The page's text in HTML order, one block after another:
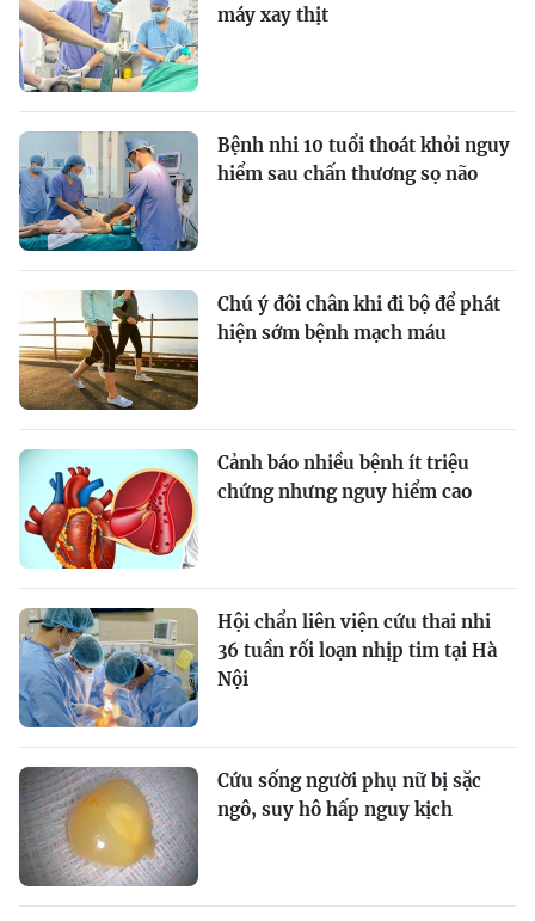
máy xay thịt
Bệnh nhi 10 tuổi thoát khỏi nguy
hiểm sau chấn thương sọ não
Chú ý đôi chân khi đi bộ để phát
hiện sớm bệnh mạch máu
Cảnh báo nhiều bệnh ít triệu
chứng nhưng nguy hiểm cao
Hội chẩn liên viện cứu thai nhi
36 tuần rối loạn nhịp tim tại Hà
Nội
Cứu sống người phụ nữ bị sặc
ngô, suy hô hấp nguy kịch